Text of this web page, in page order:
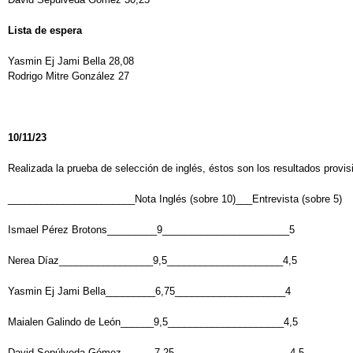
Lista de espera
Yasmin Ej Jami Bella 28,08
Rodrigo Mitre González 27
10/11/23
Realizada la prueba de selección de inglés, éstos son los resultados
_______________________Nota Inglés (sobre 10)___Entrevista (sobre 5)
Ismael Pérez Brotons_________9_______________________5
Nerea Díaz_________________9,5_____________________4,5
Yasmin Ej Jami Bella_________6,75____________________4
Maialen Galindo de León______9,5_____________________4,5